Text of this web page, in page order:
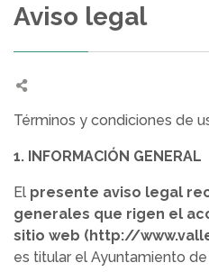
Aviso legal
Términos y condiciones de
1. INFORMACIÓN GENERAL
El presente aviso legal
generales que rigen el
sitio web (http://
es titular el Ayuntamiento